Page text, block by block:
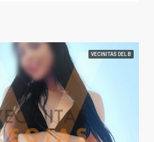
VECINITAS DEL B